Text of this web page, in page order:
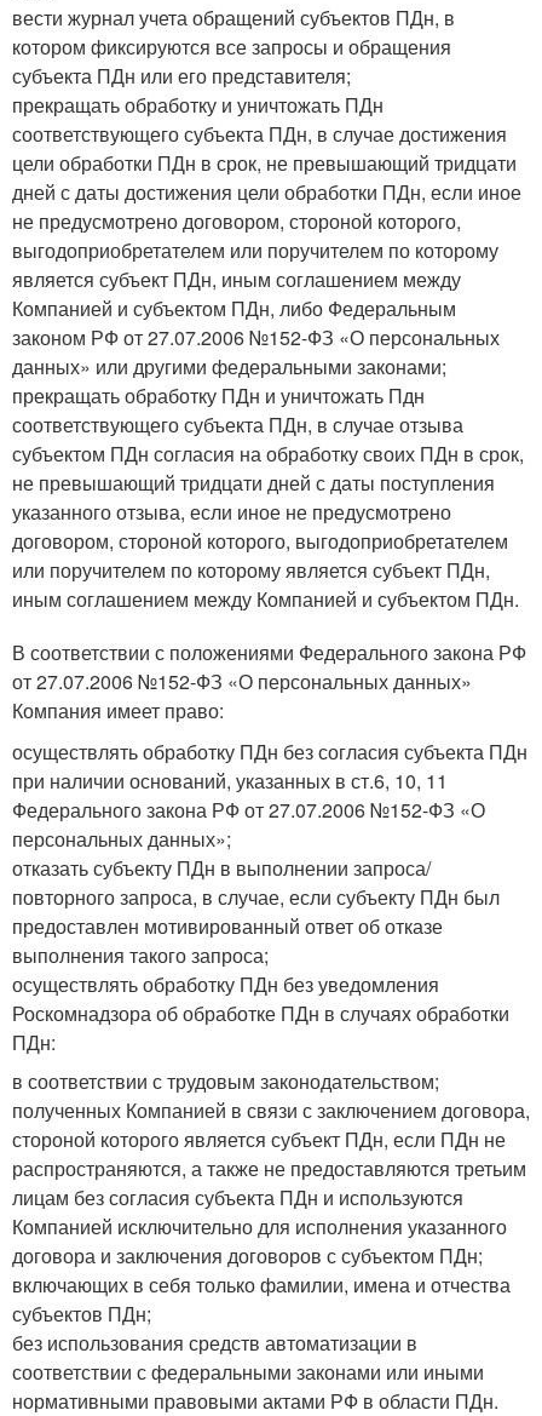
вести журнал учета обращений субъектов ПДн, в
котором фиксируются все запросы и обращения
субъекта ПДн или его представителя;
прекращать обработку и уничтожать ПДн
соответствующего субъекта ПДн, в случае достижения
цели обработки ПДн в срок, не превышающий тридцати
дней с даты достижения цели обработки ПДн, если иное
не предусмотрено договором, стороной которого,
выгодоприобретателем или поручителем по которому
является субъект ПДн, иным соглашением между
Компанией и субъектом ПДн, либо Федеральным
законом РФ от 27.07.2006 №152-ФЗ «О персональных
данных» или другими федеральными законами;
прекращать обработку ПДн и уничтожать Пдн
соответствующего субъекта ПДн, в случае отзыва
субъектом ПДн согласия на обработку своих ПДн в срок,
не превышающий тридцати дней с даты поступления
указанного отзыва, если иное не предусмотрено
договором, стороной которого, выгодоприобретателем
или поручителем по которому является субъект ПДн,
иным соглашением между Компанией и субъектом ПДн.
В соответствии с положениями Федерального закона РФ
от 27.07.2006 №152-ФЗ «О персональных данных»
Компания имеет право:
осуществлять обработку ПДн без согласия субъекта ПДн
при наличии оснований, указанных в ст.6, 10, 11
Федерального закона РФ от 27.07.2006 №152-ФЗ «О
персональных данных»;
отказать субъекту ПДн в выполнении запроса/
повторного запроса, в случае, если субъекту ПДн был
предоставлен мотивированный ответ об отказе
выполнения такого запроса;
осуществлять обработку ПДн без уведомления
Роскомнадзора об обработке ПДн в случаях обработки
ПДн:
в соответствии с трудовым законодательством;
полученных Компанией в связи с заключением договора,
стороной которого является субъект ПДн, если ПДн не
распространяются, а также не предоставляются третьим
лицам без согласия субъекта ПДн и используются
Компанией исключительно для исполнения указанного
договора и заключения договоров с субъектом ПДн;
включающих в себя только фамилии, имена и отчества
субъектов ПДн;
без использования средств автоматизации в
соответствии с федеральными законами или иными
нормативными правовыми актами РФ в области ПДн.